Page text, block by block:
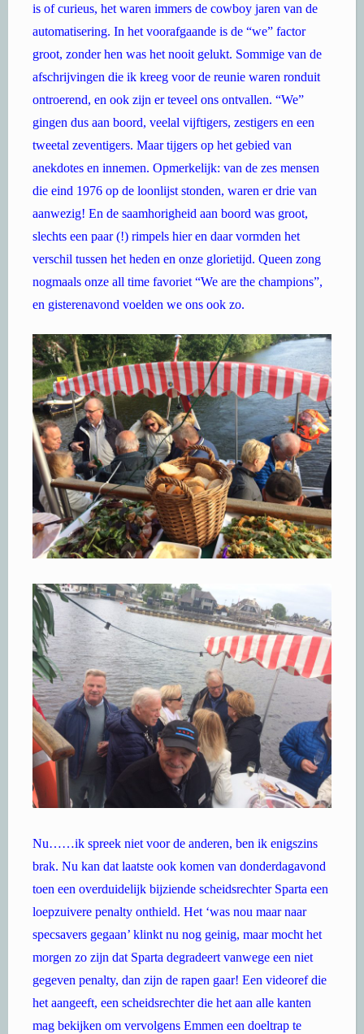
is of curieus, het waren immers de cowboy jaren van de
automatisering. In het voorafgaande is de “we” factor
groot, zonder hen was het nooit gelukt. Sommige van de
afschrijvingen die ik kreeg voor de reunie waren ronduit
ontroerend, en ook zijn er teveel ons ontvallen. “We”
gingen dus aan boord, veelal vijftigers, zestigers en een
tweetal zeventigers. Maar tijgers op het gebied van
anekdotes en innemen. Opmerkelijk: van de zes mensen
die eind 1976 op de loonlijst stonden, waren er drie van
aanwezig! En de saamhorigheid aan boord was groot,
slechts een paar (!) rimpels hier en daar vormden het
verschil tussen het heden en onze glorietijd. Queen zong
nogmaals onze all time favoriet “We are the champions”,
en gisterenavond voelden we ons ook zo.
Nu……ik spreek niet voor de anderen, ben ik enigszins
brak. Nu kan dat laatste ook komen van donderdagavond
toen een overduidelijk bijziende scheidsrechter Sparta een
loepzuivere penalty onthield. Het ‘was nou maar naar
specsavers gegaan’ klinkt nu nog geinig, maar mocht het
morgen zo zijn dat Sparta degradeert vanwege een niet
gegeven penalty, dan zijn de rapen gaar! Een videoref die
het aangeeft, een scheidsrechter die het aan alle kanten
mag bekijken om vervolgens Emmen een doeltrap te